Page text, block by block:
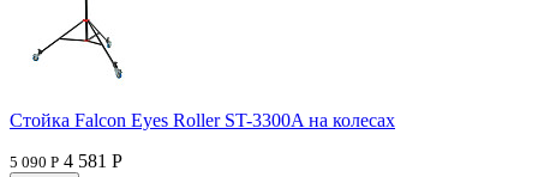
Стойка Falcon Eyes Roller ST-3300A на колесах
5 090 Р 4 581 Р